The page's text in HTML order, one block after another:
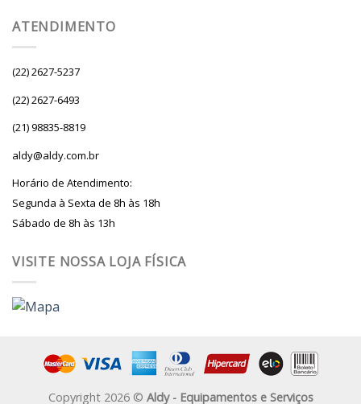
ATENDIMENTO
(22) 2627-5237
(22) 2627-6493
(21) 98835-8819
aldy@aldy.com.br
Horário de Atendimento:
Segunda à Sexta de 8h às 18h
Sábado de 8h às 13h
VISITE NOSSA LOJA FÍSICA
Copyright 2026 © Aldy - Equipamentos e Serviços